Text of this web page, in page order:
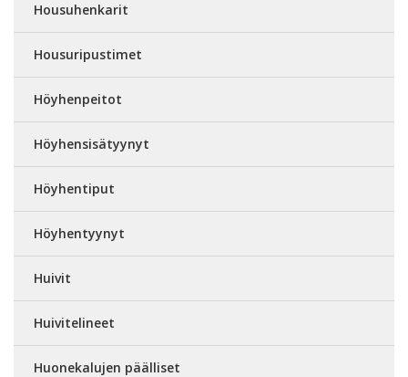
Housuhenkarit
Housuripustimet
Höyhenpeitot
Höyhensisätyynyt
Höyhentiput
Höyhentyynyt
Huivit
Huivitelineet
Huonekalujen päälliset